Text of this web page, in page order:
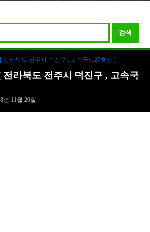
검색
전라북도 전주시 덕진구 , 고속국도27호선 ]
전라북도 전주시 덕진구 , 고속국
년 11월 20일